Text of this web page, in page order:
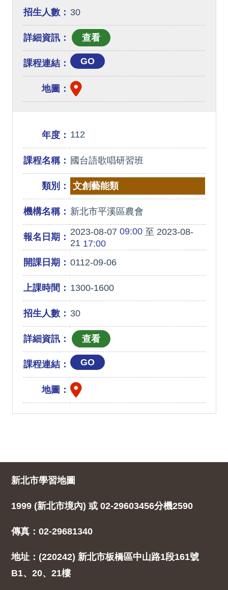
招生人數： 30
詳細資訊：
課程連結： GO
地圖：
年度： 112
課程名稱： 國台語歌唱研習班
類別： 文創藝能類
機構名稱： 新北市平溪區農會
報名日期： 2023-08-07 09:00至 2023-08-
2117:00
開課日期： 0112-09-06
上課時間： 1300-1600
招生人數： 30
詳細資訊：
課程連結： GO
地圖：
新北市學習地圖
1999 (新北市境內) 或 02-29603456分機2590
傳真：02-29681340
地址：(220242) 新北市板橋區中山路1段161號
B1、20、21樓